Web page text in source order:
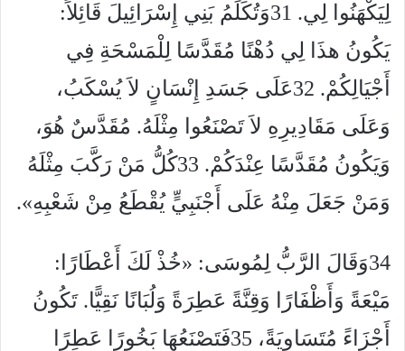
لِيَكْهَنُوا لِي. 31وَتُكَلِّمُ بَنِي إِسْرَائِيلَ قَائِلاً:
يَكُونُ هذَا لِي دُهْنًا مُقَدَّسًا لِلْمَسْحَةِ فِي
أَجْيَالِكُمْ. 32عَلَى جَسَدِ إِنْسَانٍ لاَ يُسْكَبُ،
وَعَلَى مَقَادِيرِهِ لاَ تَصْنَعُوا مِثْلَهُ. مُقَدَّسٌ هُوَ،
وَيَكُونُ مُقَدَّسًا عِنْدَكُمْ. 33كُلُّ مَنْ رَكَّبَ مِثْلَهُ
وَمَنْ جَعَلَ مِنْهُ عَلَى أَجْنَبِيٍّ يُقْطَعُ مِنْ شَعْبِهِ».
34وَقَالَ الرَّبُّ لِمُوسَى: «خُذْ لَكَ أَعْطَارًا:
مَيْعَةً وَأَظْفَارًا وَقِنَّةً عَطِرَةً وَلُبَانًا نَقِيًّا. تَكُونُ
أَجْزَاءً مُتَسَاوِيَةً، 35فَتَصْنَعُهَا بَخُورًا عَطِرًا